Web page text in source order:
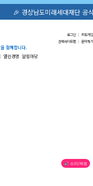
도미래세대재단 공식 홈페이지
로그인 | 회원가입
전체사이트맵 | 문의하기
함께합니다.
열린경영 알림마당
🔊 소리/재생